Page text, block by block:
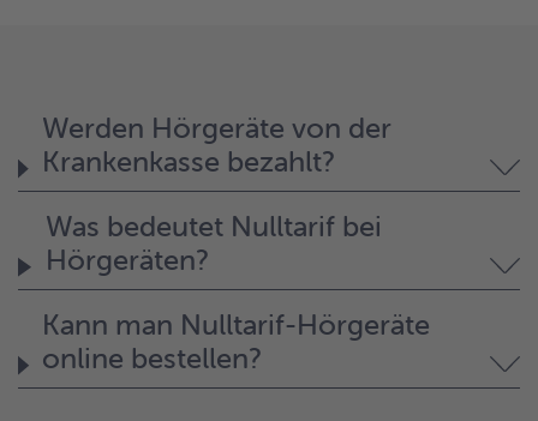
Werden Hörgeräte von der
Krankenkasse bezahlt?
Was bedeutet Nulltarif bei
Hörgeräten?
Kann man Nulltarif-Hörgeräte
online bestellen?